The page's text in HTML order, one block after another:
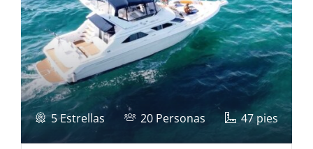
5 Estrellas 20 Personas 47 pies